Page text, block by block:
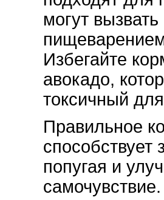
могут
Избегайте
авокадо,
токсичный
Правильное
способствует
попугая и